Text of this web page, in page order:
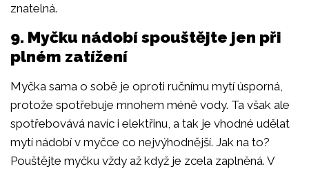
znatelná.
9. Myčku nádobí spouštějte jen při
plném zatížení
Myčka sama o sobě je oproti ručnímu mytí úsporná,
protože spotřebuje mnohem méně vody. Ta však ale
spotřebovává navíc i elektřinu, a tak je vhodné udělat
mytí nádobí v myčce co nejvýhodnější. Jak na to?
Pouštějte myčku vždy až když je zcela zaplněná. V